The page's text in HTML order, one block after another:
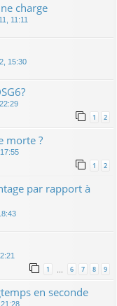
charge
11:11
15:30
1 2
morte ?
1 2
par rapport à
1 … 6 7 8 9
en seconde